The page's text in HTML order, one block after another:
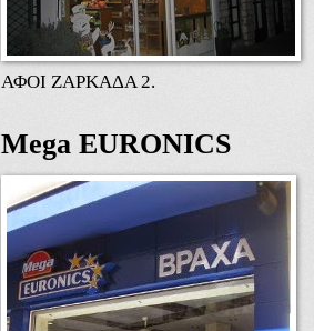
ΑΦΟΙ ΖΑΡΚΑΔΑ 2.
Mega EURONICS